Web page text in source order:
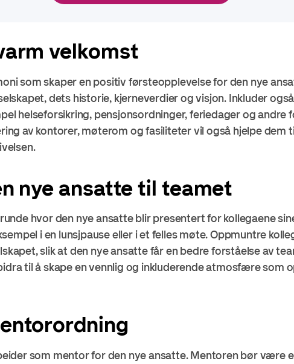
velkomst
som skaper en positiv førsteopplevelse for den nye
dets historie, kjerneverdier og visjon. Inkluder
helseforsikring, pensjonsordninger, feriedager og andre
av kontorer, møterom og fasiliteter vil også hjelpe dem
nye ansatte til teamet
hvor den nye ansatte blir presentert for kollegaene
i en lunsjpause eller i et felles møte. Oppmuntre
slik at den nye ansatte får en bedre forståelse av
til å skape en vennlig og inkluderende atmosfære som
som mentor for den nye ansatte. Mentoren bør være